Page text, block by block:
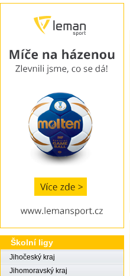
Školní ligy
Jihočeský kraj
Jihomoravský kraj